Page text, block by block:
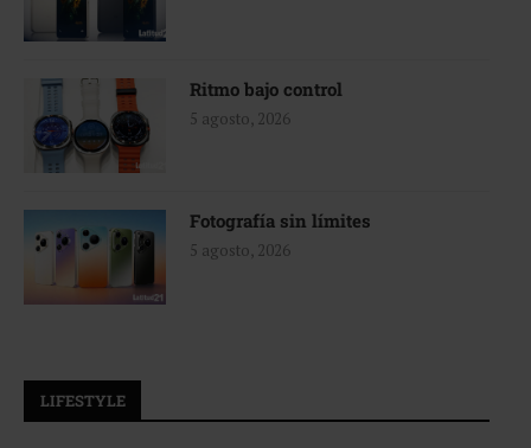
Ritmo bajo control
5 agosto, 2026
Fotografía sin límites
5 agosto, 2026
LIFESTYLE